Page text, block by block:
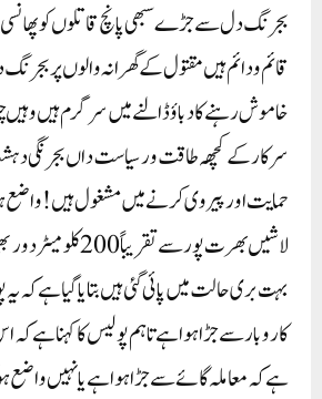
بجرنگ دل سے جڑے سبھی پانچ قاتلوں کو پھانسی
قائم ودائم ہیں مقتول کے گھرانہ والوں پر
خاموش رہنے کا دباؤ ڈالنے میں سرگرم ہیں وہیں
سرکار کے کچھہ طاقت ور سياست داں بجرنگی
حمایت اور پیروی کرنے میں مشغول ہیں! واضع
لاشیں بھرت پور سے
بہت بری حالت میں پائی گئی ہیں بتایا گیا ہے کہ
کاروبار سے جڑا ہوا ہے تاہم پولیس کا کہنا ہے
ہے کہ معاملہ گائے سے جڑا ہوا ہے یا نہیں واضع